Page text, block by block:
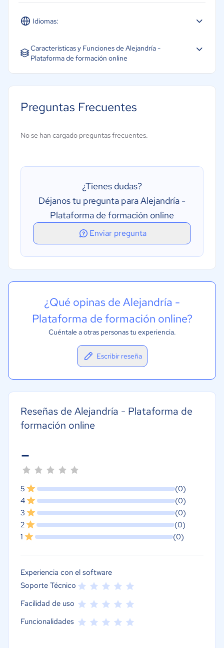
Idiomas:
Español Inglés Portugués
Características y Funciones de Alejandría -
Plataforma de formación online
Aprendizaje mixto
Empresa/negocios
Empresas de aprendizaje en línea
Ludificación
Videoconferencia
Preguntas Frecuentes
No se han cargado preguntas frecuentes.
¿Tienes dudas?
Déjanos tu pregunta para Alejandría -
Plataforma de formación online
Enviar pregunta
¿Qué opinas de Alejandría -
Plataforma de formación online?
Cuéntale a otras personas tu experiencia.
Escribir reseña
Reseñas de Alejandría - Plataforma de
formación online
-
5
(0)
4
(0)
3
(0)
2
(0)
1
(0)
Experiencia con el software
Soporte Técnico
Facilidad de uso
Funcionalidades